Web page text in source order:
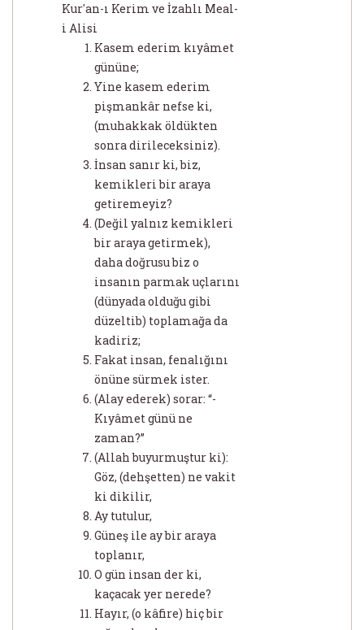
Kur'an-ı Kerim ve İzahlı Meal-
i Alisi
Kasem ederim kıyâmet
gününe;
Yine kasem ederim
pişmankâr nefse ki,
(muhakkak öldükten
sonra dirileceksiniz).
İnsan sanır ki, biz,
kemikleri bir araya
getiremeyiz?
(Değil yalnız kemikleri
bir araya getirmek),
daha doğrusu biz o
insanın parmak uçlarını
(dünyada olduğu gibi
düzeltib) toplamağa da
kadiriz;
Fakat insan, fenalığını
önüne sürmek ister.
(Alay ederek) sorar: “-
Kıyâmet günü ne
zaman?”
(Allah buyurmuştur ki):
Göz, (dehşetten) ne vakit
ki dikilir,
Ay tutulur,
Güneş ile ay bir araya
toplanır,
O gün insan der ki,
kaçacak yer nerede?
Hayır, (o kâfire) hiç bir